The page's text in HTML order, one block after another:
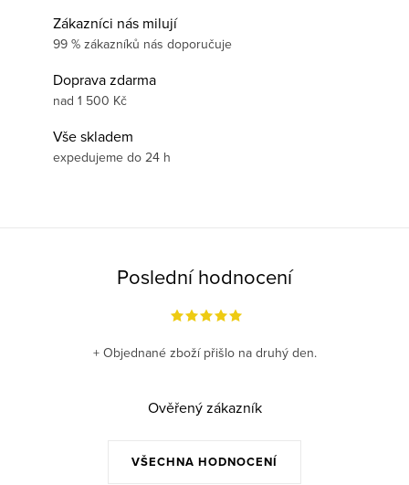
Zákazníci nás milují
99 % zákazníků nás doporučuje
Doprava zdarma
nad 1 500 Kč
Vše skladem
expedujeme do 24 h
Poslední hodnocení
VŠECHNA HODNOCENÍ
+ Objednané zboží přišlo na druhý den.
Ověřený zákazník